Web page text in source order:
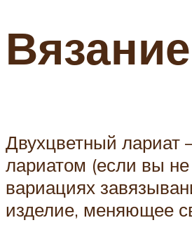
Двухцветный лариат
лариатом (если вы не
вариациях
изделие, меняющее